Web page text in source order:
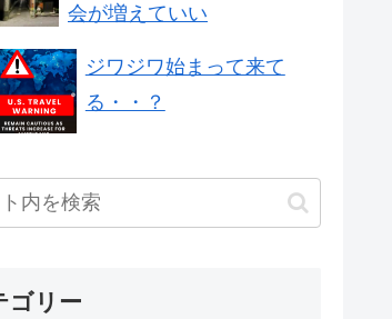
会が増えていい
ジワジワ始まって来て
る・・？
ゴリー